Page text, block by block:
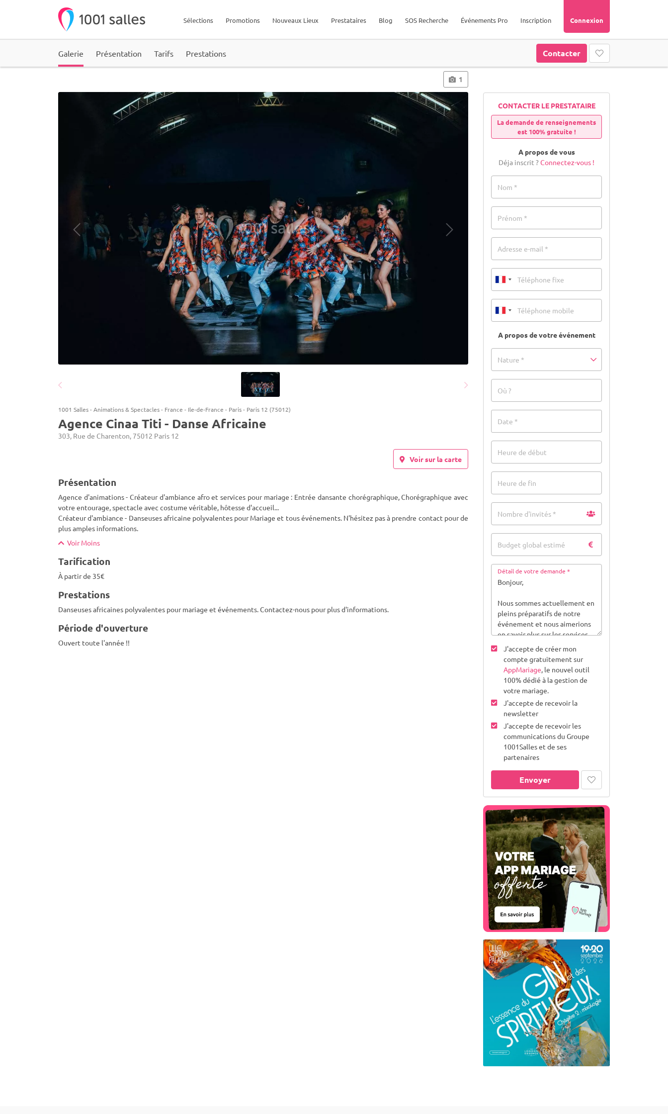
Connexion
Inscription
Événements Pro
SOS Recherche
Blog
Prestataires
Nouveaux Lieux
Promotions
Sélections
Galerie Présentation Tarifs Prestations Contacter
1
1001 Salles-Animations & Spectacles- France - Ile-de-France - Paris- Paris 12 (75012)
Agence Cinaa Titi - Danse Africaine
303, Rue de Charenton, 75012 Paris 12
Voir sur la carte
Présentation
Agence d'animations - Créateur d'ambiance afro et services pour mariage : Entrée dansante chorégraphique, Chorégraphique avec
votre entourage, spectacle avec costume véritable, hôtesse d'accueil...
Créateur d'ambiance - Danseuses africaine polyvalentes pour Mariage et tous événements. N'hésitez pas à prendre contact pour de
plus amples informations.
Voir Moins
Tarification
À partir de 35€
Prestations
Danseuses africaines polyvalentes pour mariage et événements. Contactez-nous pour plus d'informations.
Période d'ouverture
Ouvert toute l'année !!
CONTACTER LE PRESTATAIRE
La demande de renseignements
est 100% gratuite !
A propos de vous
Déja inscrit ?Connectez-vous !
Nom *
Prénom *
Adresse e-mail *
A propos de votre événement
Nature *
Où ?
Date *
Heure de début
Heure de fin
Nombre d'invités *
Budget global estimé
Détail de votre demande *
J'accepte de créer mon
compte gratuitement sur
AppMariage, le nouvel outil
100% dédié à la gestion de
votre mariage.
J'accepte de recevoir la
newsletter
J'accepte de recevoir les
communications du Groupe
1001Salles et de ses
partenaires
Envoyer